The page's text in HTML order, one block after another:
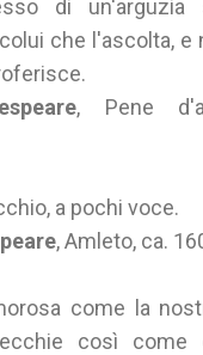
di
che l'ascolta, e
, Pene
a pochi voce.
, Amleto, ca.
come la
così come